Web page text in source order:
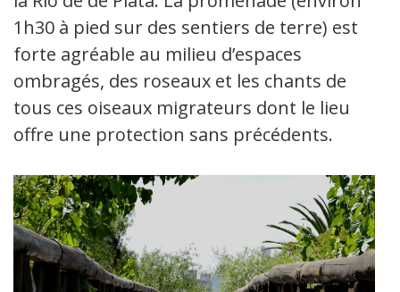
1h30 à pied sur des sentiers de terre) est
forte agréable au milieu d’espaces
ombragés, des roseaux et les chants de
tous ces oiseaux migrateurs dont le lieu
offre une protection sans précédents.